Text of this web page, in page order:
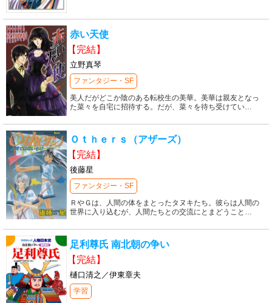
赤い天使
【完結】
立野真琴
ファンタジー・SF
美人だがどこか陰のある転校生の美華。美華は親友となっ
た菜々を自宅に招待する。だが、菜々を待ち受けてい…
Ｏｔｈｅｒｓ（アザーズ）
【完結】
後藤星
ファンタジー・SF
ＲやＧは、人間の体をまとったタヌキたち。彼らは人間の
世界に入り込むが、人間たちとの交流にとまどうこと …
足利尊氏 南北朝の争い
【完結】
樋口清之／伊東章夫
学習